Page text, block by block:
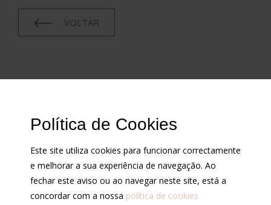
VOLTAR
Cotações
Condições de venda
Política de privacidade
Política de Cookies
Este site utiliza cookies para funcionar correctamente
e melhorar a sua experiência de navegação. Ao
fechar este aviso ou ao navegar neste site, está a
concordar com a nossa política de cookies